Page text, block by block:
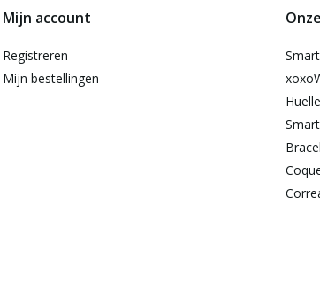
Mijn account
Registreren
Mijn bestellingen